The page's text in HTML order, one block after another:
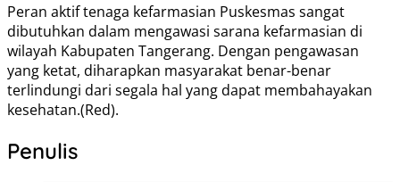
Peran aktif tenaga kefarmasian Puskesmas sangat
dibutuhkan dalam mengawasi sarana kefarmasian di
wilayah Kabupaten Tangerang. Dengan pengawasan
yang ketat, diharapkan masyarakat benar-benar
terlindungi dari segala hal yang dapat membahayakan
kesehatan.(Red).
Penulis